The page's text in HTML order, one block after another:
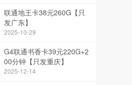
联通地王卡38元260G【只
发广东】
2025-10-29
G4联通书香卡39元220G+2
00分钟【只发重庆】
2025-12-14